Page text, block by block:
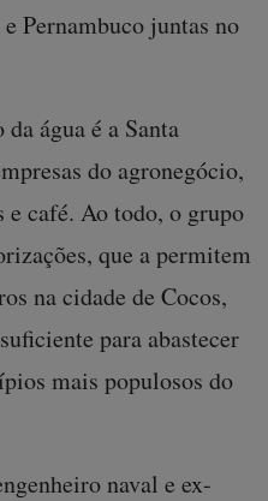
Pernambuco juntas no
água é a Santa
do agronegócio,
e café. Ao todo, o grupo
que a permitem
na cidade de Cocos,
para abastecer
mais populosos do
naval e ex-